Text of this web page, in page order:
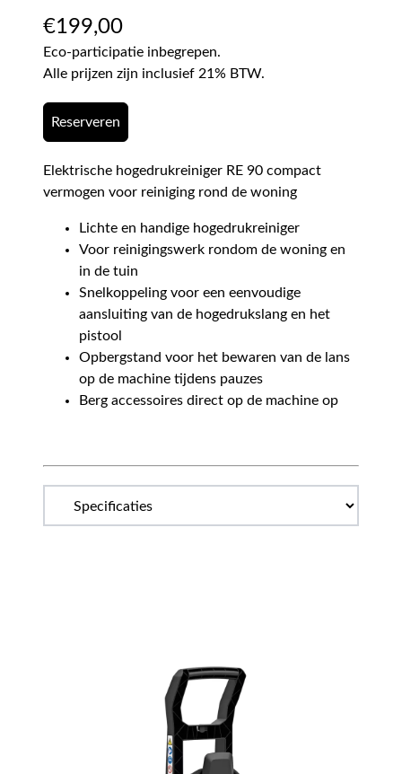
€199,00
Eco-participatie inbegrepen.
Alle prijzen zijn inclusief 21% BTW.
Reserveren
Elektrische hogedrukreiniger RE 90 compact
vermogen voor reiniging rond de woning
Lichte en handige hogedrukreiniger
Voor reinigingswerk rondom de woning en
in de tuin
Snelkoppeling voor een eenvoudige
aansluiting van de hogedrukslang en het
pistool
Opbergstand voor het bewaren van de lans
op de machine tijdens pauzes
Berg accessoires direct op de machine op